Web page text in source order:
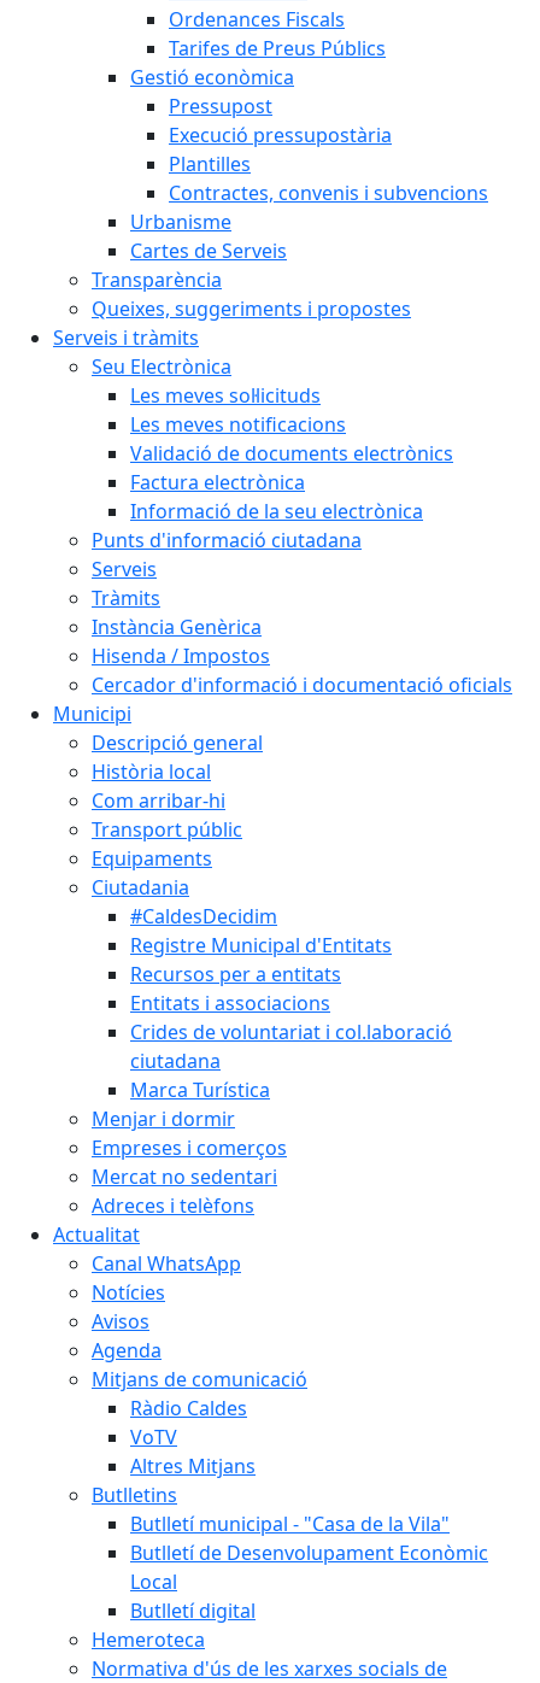
Ordenances Fiscals
Tarifes de Preus Públics
Gestió econòmica
Pressupost
Execució pressupostària
Plantilles
Contractes, convenis i subvencions
Urbanisme
Cartes de Serveis
Transparència
Queixes, suggeriments i propostes
Serveis i tràmits
Seu Electrònica
Les meves sol·licituds
Les meves notificacions
Validació de documents electrònics
Factura electrònica
Informació de la seu electrònica
Punts d'informació ciutadana
Serveis
Tràmits
Instància Genèrica
Hisenda / Impostos
Cercador d'informació i documentació oficials
Municipi
Descripció general
Història local
Com arribar-hi
Transport públic
Equipaments
Ciutadania
#CaldesDecidim
Registre Municipal d'Entitats
Recursos per a entitats
Entitats i associacions
Crides de voluntariat i col.laboració
ciutadana
Marca Turística
Menjar i dormir
Empreses i comerços
Mercat no sedentari
Adreces i telèfons
Actualitat
Canal WhatsApp
Notícies
Avisos
Agenda
Mitjans de comunicació
Ràdio Caldes
VoTV
Altres Mitjans
Butlletins
Butlletí municipal - "Casa de la Vila"
Butlletí de Desenvolupament Econòmic
Local
Butlletí digital
Hemeroteca
Normativa d'ús de les xarxes socials de